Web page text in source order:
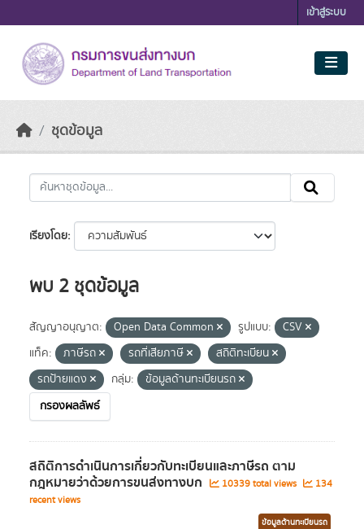
เข้าสู่ระบบ
ชุดข้อมูล
เรียงโดย
พบ 2 ชุดข้อมูล
สัญญาอนุญาต: Open Data Common รูปแบบ:
CSV
แท็ค:
ภาษีรถ รถที่เสียภาษี
สถิติทะเบียน
รถป้ายแดง
กลุ่ม:
ข้อมูลด้านทะเบียนรถ
กรองผลลัพธ์
สถิติการดำเนินการเกี่ยวกับทะเบียนและภาษีรถ ตาม
กฎหมายว่าด้วยการขนส่งทางบก 10339 total views
134
recent views
ข้อมูลด้านทะเบียนรถ